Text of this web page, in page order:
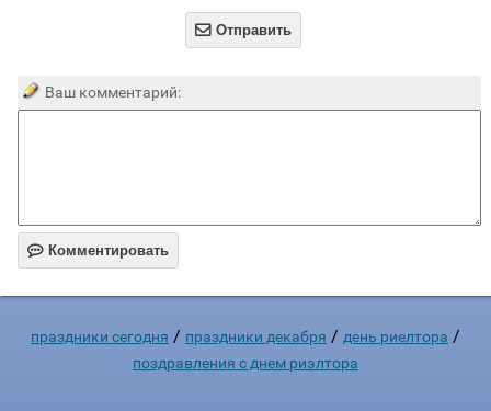
 Отправить
Ваш комментарий:
 Комментировать
праздники сегодня / праздники декабря / день риелтора /
поздравления с днем риэлтора